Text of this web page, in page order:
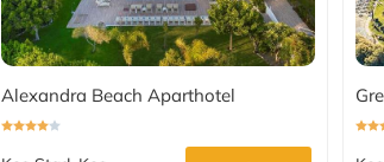
Alexandra Beach Aparthotel